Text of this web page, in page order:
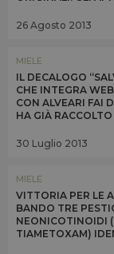
26 Agosto 2013
MIELE
IL DECALOGO
CHE INTEGRA
CON ALVEARI FAI
HA GIÀ
30 Luglio 2013
MIELE
VITTORIA PER LE
BANDO TRE
NEONICOTINOIDI
TIAMETOXAM)